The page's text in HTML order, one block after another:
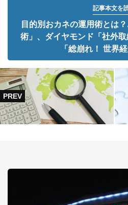
記事本文を
目的別おカネの運用術とは
術」、ダイヤモンド「社外
「総崩れ！ 世界